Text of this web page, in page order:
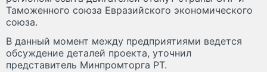
Таможенного союза Евразийского экономического
союза.
В данный момент между предприятиями ведется
обсуждение деталей проекта, уточнил
представитель Минпромторга РТ.